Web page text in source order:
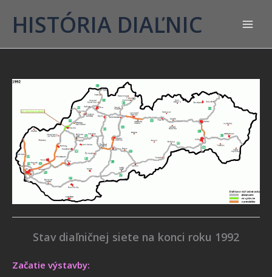
HISTÓRIA DIAĽNIC
Stav diaľničnej siete na konci roku 1992
Začatie výstavby: